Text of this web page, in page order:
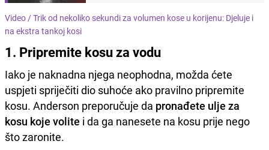
Video /Trik od nekoliko sekundi za volumen kose u korijenu: Djeluje i
na ekstra tankoj kosi
1. Pripremite kosu za vodu
Iako je naknadna njega neophodna, možda ćete
uspjeti spriječiti dio suhoće ako pravilno pripremite
kosu. Anderson preporučuje da pronađete ulje za
kosu koje volite i da ga nanesete na kosu prije nego
što zaronite.